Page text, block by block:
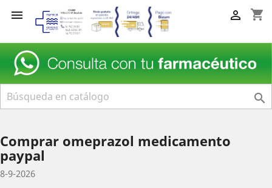
 shopping_cart


Comprar omeprazol medicamento
paypal
8-9-2026